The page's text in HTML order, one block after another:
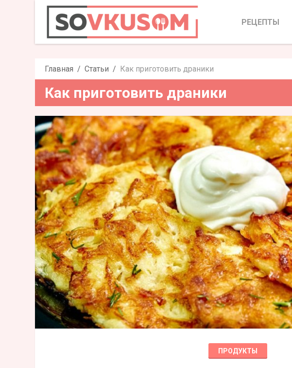
Как приготовить драники
РЕЦЕПТЫ
Главная Статьи Как приготовить драники
Как приготовить драники
ПРОДУКТЫ